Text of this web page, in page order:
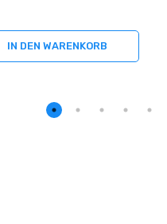
IN DEN WARENKORB